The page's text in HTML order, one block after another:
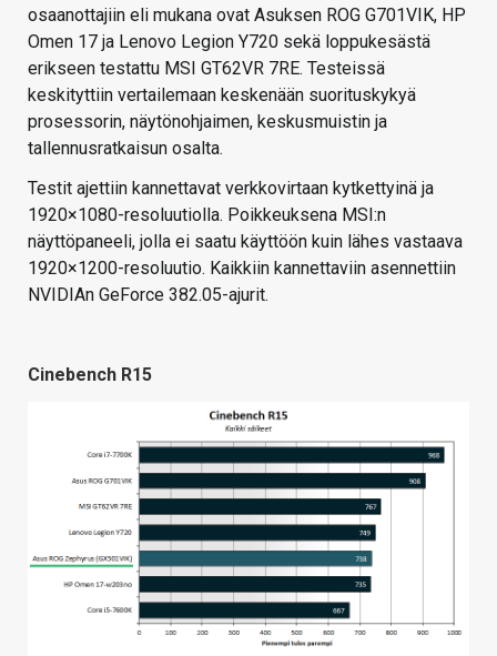
osaanottajiin eli mukana ovat Asuksen ROG G701VIK, HP
Omen 17 ja Lenovo Legion Y720 sekä loppukesästä
erikseen testattu MSI GT62VR 7RE. Testeissä
keskityttiin vertailemaan keskenään suorituskykyä
prosessorin, näytönohjaimen, keskusmuistin ja
tallennusratkaisun osalta.
Testit ajettiin kannettavat verkkovirtaan kytkettyinä ja
1920×1080-resoluutiolla. Poikkeuksena MSI:n
näyttöpaneeli, jolla ei saatu käyttöön kuin lähes vastaava
1920×1200-resoluutio. Kaikkiin kannettaviin asennettiin
NVIDIAn GeForce 382.05-ajurit.
Cinebench R15